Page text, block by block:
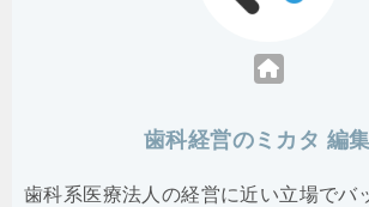
歯科経営のミカタ 編
歯科系医療法人の経営に近い立場でバ